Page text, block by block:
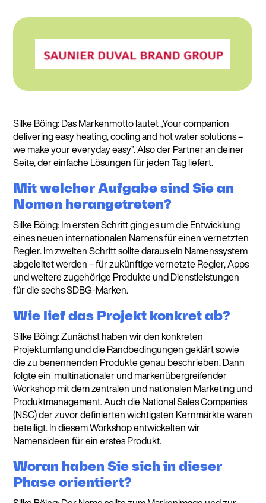
Silke Böing: Das Markenmotto lautet „Your companion
delivering easy heating, cooling and hot water solutions –
we make your everyday easy”. Also der Partner an deiner
Seite, der einfache Lösungen für jeden Tag liefert.
Mit welcher Aufgabe sind Sie an
Nomen herangetreten?
Silke Böing: Im ersten Schritt ging es um die Entwicklung
eines neuen internationalen Namens für einen vernetzten
Regler. Im zweiten Schritt sollte daraus ein Namenssystem
abgeleitet werden – für zukünftige vernetzte Regler, Apps
und weitere zugehörige Produkte und Dienstleistungen
für die sechs SDBG-Marken.
Wie lief das Projekt konkret ab?
Silke Böing: Zunächst haben wir den konkreten
Projektumfang und die Randbedingungen geklärt sowie
die zu benennenden Produkte genau beschrieben. Dann
folgte ein multinationaler und markenübergreifender
Workshop mit dem zentralen und nationalen Marketing und
Produktmanagement. Auch die National Sales Companies
(NSC) der zuvor definierten wichtigsten Kernmärkte waren
beteiligt. In diesem Workshop entwickelten wir
Namensideen für ein erstes Produkt.
Woran haben Sie sich in dieser
Phase orientiert?